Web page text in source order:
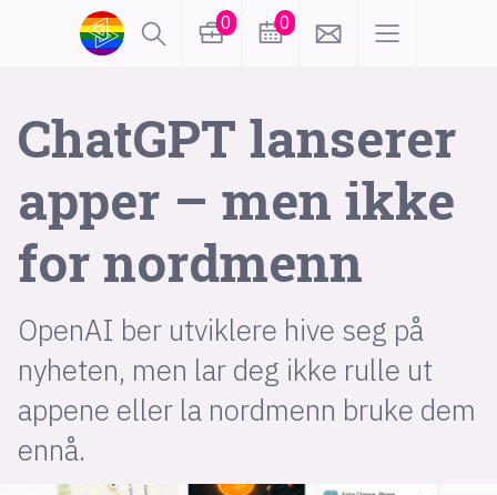
0 0
ChatGPT lanserer
apper – men ikke
for nordmenn
OpenAI ber utviklere hive seg på
nyheten, men lar deg ikke rulle ut
appene eller la nordmenn bruke dem
ennå.
lønn
KI
karriere
meninger
utdanning sikkerhet
frontend
backend
apputvikling
devops
IoT
design
tilgjengelighet
ukas koder
inn/ut
hobby